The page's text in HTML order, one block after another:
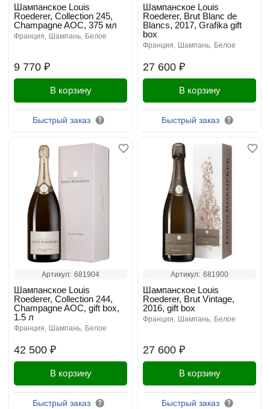
9 770 ₽
Шампанское Louis
Roederer, Collection 245,
Champagne AOC, 375 мл
франция шампань белое
В корзину
Быстрый заказ
27 600 ₽
Шампанское Louis
Roederer, Brut Blanc de
Blancs, 2017, Grafika gift
box
франция шампань белое
В корзину
Быстрый заказ
Артикул: 681904
42 500 ₽
Шампанское Louis
Roederer, Collection 244,
Champagne AOC, gift box,
1.5 л
франция шампань белое
В корзину
Быстрый заказ
Артикул: 681900
27 600 ₽
Шампанское Louis
Roederer, Brut Vintage,
2016, gift box
франция шампань белое
В корзину
Быстрый заказ